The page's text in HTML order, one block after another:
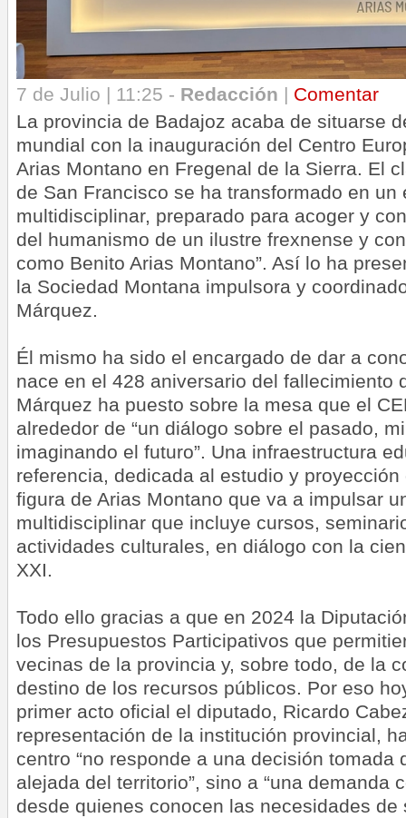
7 de Julio | 11:25 - Redacción | Comentar
La provincia de Badajoz acaba de situarse
mundial con la inauguración del Centro
Arias Montano en Fregenal de la Sierra. El
de San Francisco se ha transformado en un
multidisciplinar, preparado para acoger y
del humanismo de un ilustre frexnense y
como Benito Arias Montano”. Así lo ha
la Sociedad Montana impulsora y
Márquez.
Él mismo ha sido el encargado de dar a
nace en el 428 aniversario del fallecimiento
Márquez ha puesto sobre la mesa que el
alrededor de “un diálogo sobre el pasado,
imaginando el futuro”. Una infraestructura
referencia, dedicada al estudio y
figura de Arias Montano que va a impulsar
multidisciplinar que incluye cursos,
actividades culturales, en diálogo con la
XXI.
Todo ello gracias a que en 2024 la
los Presupuestos Participativos que
vecinas de la provincia y, sobre todo, de la
destino de los recursos públicos. Por eso
primer acto oficial el diputado, Ricardo
representación de la institución provincial,
centro “no responde a una decisión tomada
alejada del territorio”, sino a “una demanda
desde quienes conocen las necesidades